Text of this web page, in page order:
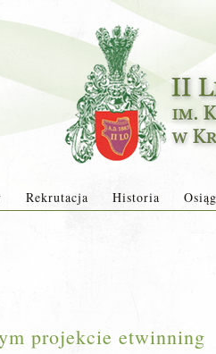
Rekrutacja Historia
projekcie etwinning